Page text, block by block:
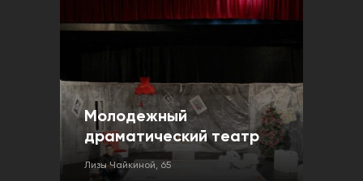
Молодежный
драматический театр
Лизы Чайкиной, 65